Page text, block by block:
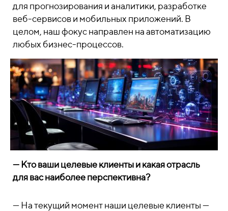
для прогнозирования и аналитики, разработке
веб-сервисов и мобильных приложений. В
целом, наш фокус направлен на автоматизацию
любых бизнес-процессов.
— Кто ваши целевые клиенты и какая отрасль
для вас наиболее перспективна?
— На текущий момент наши целевые клиенты —